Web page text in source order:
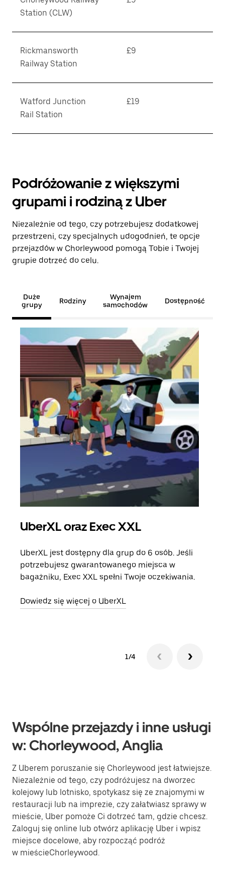
Station (CLW)
Rickmansworth
Railway Station
£9
Watford Junction
Rail Station
£19
Podróżowanie z większymi
grupami i rodziną z Uber
Niezależnie od tego, czy potrzebujesz dodatkowej
przestrzeni, czy specjalnych udogodnień, te opcje
przejazdów w Chorleywood pomogą Tobie i Twojej
grupie dotrzeć do celu.
Duże
grupy
Rodziny
Wynajem
samochodów
Dostępność
UberXL oraz Exec XXL
UberXL jest dostępny dla grup do 6 osób. Jeśli
potrzebujesz gwarantowanego miejsca w
bagażniku, Exec XXL spełni Twoje oczekiwania.
Dowiedz się więcej o UberXL
1/4
Wspólne przejazdy i inne usługi
w: Chorleywood, Anglia
Z Uberem poruszanie się Chorleywood jest łatwiejsze.
Niezależnie od tego, czy podróżujesz na dworzec
kolejowy lub lotnisko, spotykasz się ze znajomymi w
restauracji lub na imprezie, czy załatwiasz sprawy w
mieście, Uber pomoże Ci dotrzeć tam, gdzie chcesz.
Zaloguj się online lub otwórz aplikację Uber i wpisz
miejsce docelowe, aby rozpocząć podróż
w mieścieChorleywood.